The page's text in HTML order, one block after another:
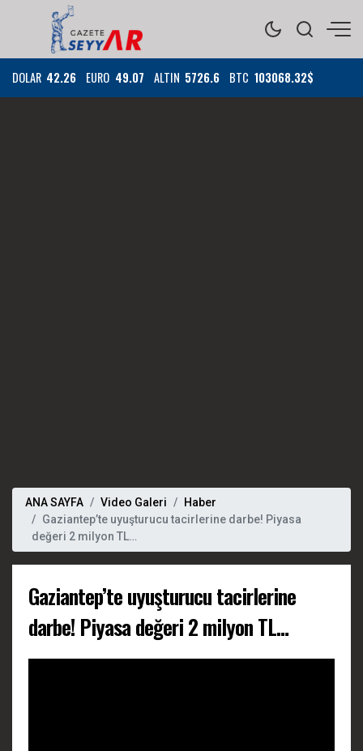
DOLAR 42.26 EURO 49.07 ALTIN 5726.6 BTC 103068.32$
ANA SAYFA Video Galeri
Haber
Gaziantep’te uyuşturucu tacirlerine darbe! Piyasa
değeri 2 milyon TL…
Gaziantep’te uyuşturucu tacirlerine
darbe! Piyasa değeri 2 milyon TL…